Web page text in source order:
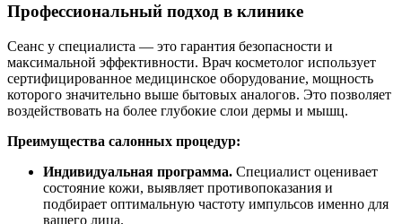
Профессиональный подход в клинике
Сеанс у специалиста — это гарантия безопасности и
максимальной эффективности. Врач косметолог использует
сертифицированное медицинское оборудование, мощность
которого значительно выше бытовых аналогов. Это позволяет
воздействовать на более глубокие слои дермы и мышц.
Преимущества салонных процедур:
Индивидуальная программа. Специалист оценивает
состояние кожи, выявляет противопоказания и
подбирает оптимальную частоту импульсов именно для
вашего лица.